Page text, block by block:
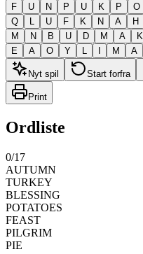
F
U N P U K P O
Q
L U F K N A H
M
N B U D M A K
E
A O Y L I M A
Nyt spil Start forfra
Print
Ordliste
0/17
AUTUMN
TURKEY
BLESSING
POTATOES
FEAST
PILGRIM
PIE